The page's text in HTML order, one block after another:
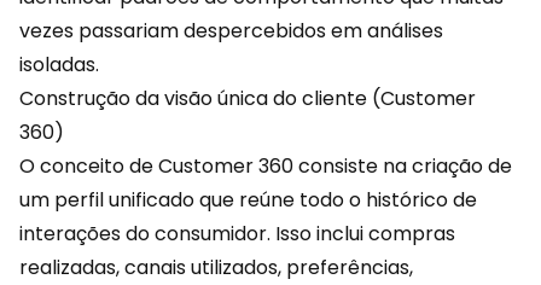
vezes passariam despercebidos em análises
isoladas.
Construção da visão única do cliente (Customer
360)
O conceito de Customer 360 consiste na criação de
um perfil unificado que reúne todo o histórico de
interações do consumidor. Isso inclui compras
realizadas, canais utilizados, preferências,